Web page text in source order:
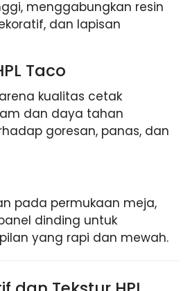
menggabungkan resin
dan lapisan
Taco
kualitas cetak
dan daya tahan
goresan, panas, dan
pada permukaan meja,
dinding untuk
yang rapi dan mewah.